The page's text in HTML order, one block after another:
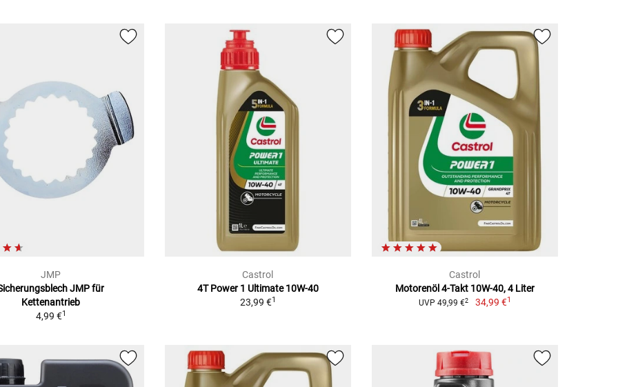
JMP
JMP für
Kettenantrieb
4,99 €1
Castrol
4T Power 1 Ultimate 10W-40
23,99 €1
Castrol
Motorenöl 4-Takt 10W-40, 4 Liter
UVP 49,99 €2 34,99 €1